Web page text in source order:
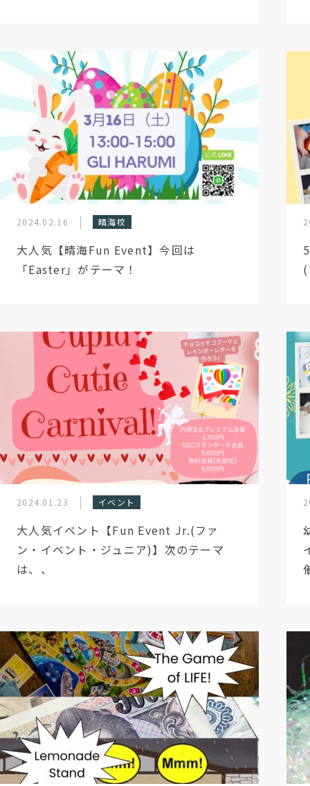
2024.02.16 晴海校
大人気【晴海Fun Event】今回は
「Easter」がテーマ！
2024.01.23 イベント
大人気イベント【Fun Event Jr.(ファ
ン・イベント・ジュニア)】次のテーマ
は、、